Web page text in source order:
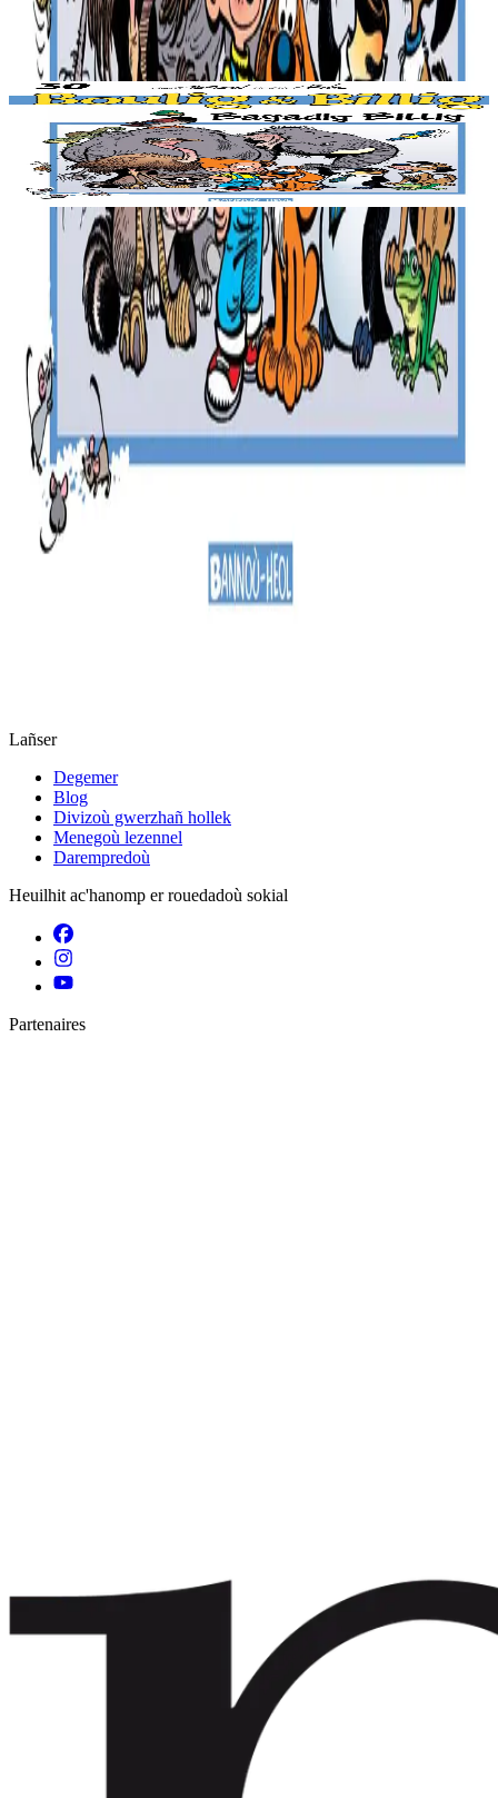
Produioù liammet gant ar post-mañ
Stok diviet
Bannoù-heol
Bagadig Billig
Stok diviet
Lañser
Degemer
Blog
Divizoù gwerzhañ hollek
Menegoù lezennel
Darempredoù
Heuilhit ac'hanomp er rouedadoù sokial
Partenaires